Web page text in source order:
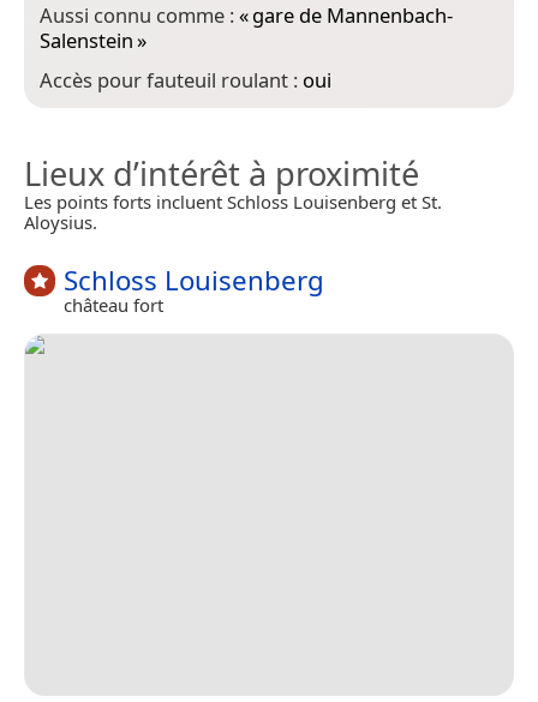
Aussi connu comme :«gare de Mannenbach-
Salenstein»
Accès pour fauteuil roulant : oui
Lieux d’intérêt à proximité
Les points forts incluent Schloss Louisenberg et St.
Aloysius.
Schloss Louisenberg
château fort